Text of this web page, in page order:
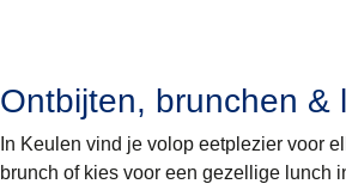
Ontbijten, brunchen &
In Keulen vind je volop eetplezier voor
brunch of kies voor een gezellige lunch